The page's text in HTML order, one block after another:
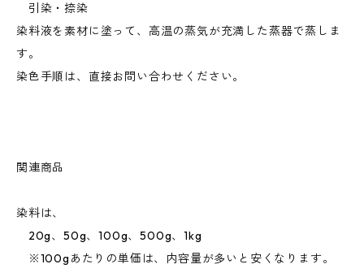
引染・捺染
染料液を素材に塗って、高温の蒸気が充満した蒸器で蒸しま
す。
染色手順は、直接お問い合わせください。
関連商品
染料は、
20g、50g、100g、500g、1kg
※100gあたりの単価は、内容量が多いと安くなります。